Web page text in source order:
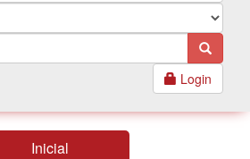
Login
Inicial